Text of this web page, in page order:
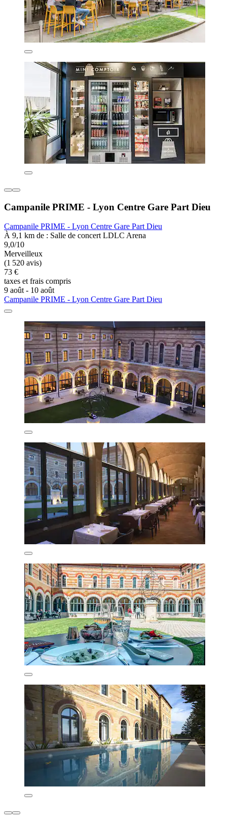
Campanile PRIME - Lyon Centre Gare Part Dieu
Campanile PRIME - Lyon Centre Gare Part Dieu
À 9,1 km de : Salle de concert LDLC Arena
9,0/10
Merveilleux
(1 520 avis)
73 €
taxes et frais compris
9 août - 10 août
Campanile PRIME - Lyon Centre Gare Part Dieu